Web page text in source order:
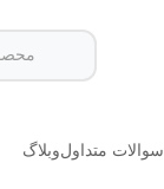
سوالات متداولوبلاگ